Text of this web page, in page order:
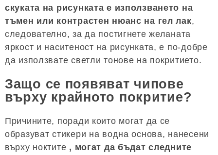
скуката на рисунката е използването на
тъмен или контрастен нюанс на гел лак,
следователно, за да постигнете желаната
яркост и наситеност на рисунката, е по-добре
да използвате светли тонове на покритието.
Защо се появяват чипове
върху крайното покритие?
Причините, поради които могат да се
образуват стикери на водна основа, нанесени
върху ноктите , могат да бъдат следните